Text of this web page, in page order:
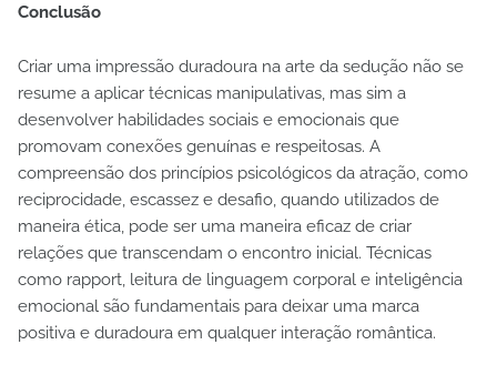
Conclusão
Criar uma impressão duradoura na arte da sedução não se
resume a aplicar técnicas manipulativas, mas sim a
desenvolver habilidades sociais e emocionais que
promovam conexões genuínas e respeitosas. A
compreensão dos princípios psicológicos da atração, como
reciprocidade, escassez e desafio, quando utilizados de
maneira ética, pode ser uma maneira eficaz de criar
relações que transcendam o encontro inicial. Técnicas
como rapport, leitura de linguagem corporal e inteligência
emocional são fundamentais para deixar uma marca
positiva e duradoura em qualquer interação romântica.